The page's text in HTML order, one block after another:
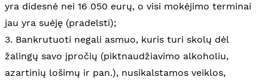
yra didesnė nei 16 050 eurų, o visi mokėjimo terminai
jau yra suėję (pradelsti);
3. Bankrutuoti negali asmuo, kuris turi skolų dėl
žalingų savo įpročių (piktnaudžiavimo alkoholiu,
azartinių lošimų ir pan.), nusikalstamos veiklos,